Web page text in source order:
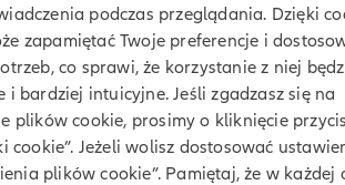
podczas przeglądania. Dzięki
zapamiętać Twoje preferencje i
co sprawi, że korzystanie z niej
i bardziej intuicyjne. Jeśli zgadzasz się na
plików cookie, prosimy o kliknięcie
cookie”. Jeżeli wolisz dostosować
plików cookie”. Pamiętaj, że w każdej